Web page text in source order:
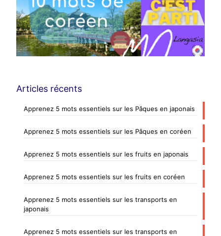
Articles récents
Apprenez 5 mots essentiels sur les Pâques en japonais
Apprenez 5 mots essentiels sur les Pâques en coréen
Apprenez 5 mots essentiels sur les fruits en japonais
Apprenez 5 mots essentiels sur les fruits en coréen
Apprenez 5 mots essentiels sur les transports en
japonais
Apprenez 5 mots essentiels sur les transports en